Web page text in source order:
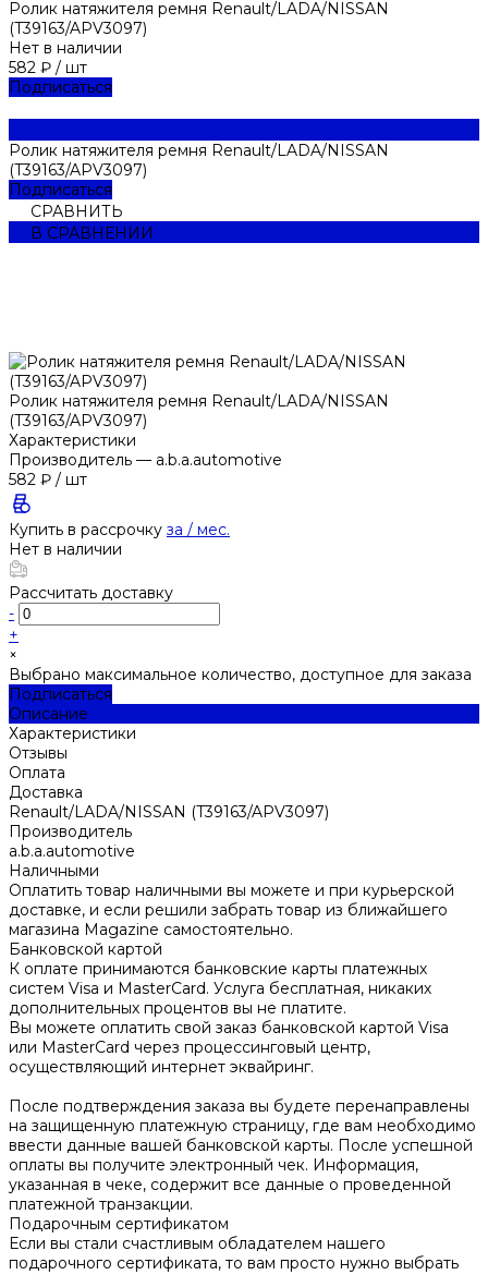
Ролик натяжителя ремня Renault/LADA/NISSAN
(T39163/APV3097)
Нет в наличии
582 ₽ / шт
Подписаться
Ролик натяжителя ремня Renault/LADA/NISSAN
(T39163/APV3097)
Подписаться
СРАВНИТЬ
В СРАВНЕНИИ
Ролик натяжителя ремня Renault/LADA/NISSAN
(T39163/APV3097)
Характеристики
Производитель — a.b.a.automotive
582 ₽ / шт
Купить в рассрочку за / мес.
Нет в наличии
Рассчитать доставку
-
+
×
Выбрано максимальное количество, доступное для заказа
Подписаться
Описание
Характеристики
Отзывы
Оплата
Доставка
Renault/LADA/NISSAN (T39163/APV3097)
Производитель
a.b.a.automotive
Наличными
Оплатить товар наличными вы можете и при курьерской
доставке, и если решили забрать товар из ближайшего
магазина Magazine самоcтоятельно.
Банковской картой
К оплате принимаются банковские карты платежных
систем Visa и MasterCard. Услуга бесплатная, никаких
дополнительных процентов вы не платите.
Вы можете оплатить свой заказ банковской картой Visa
или MasterCard через процессинговый центр,
осуществляющий интернет эквайринг.
После подтверждения заказа вы будете перенаправлены
на защищенную платежную страницу, где вам необходимо
ввести данные вашей банковской карты. После успешной
оплаты вы получите электронный чек. Информация,
указанная в чеке, содержит все данные о проведенной
платежной транзакции.
Подарочным сертификатом
Если вы стали счастливым обладателем нашего
подарочного сертификата, то вам просто нужно выбрать